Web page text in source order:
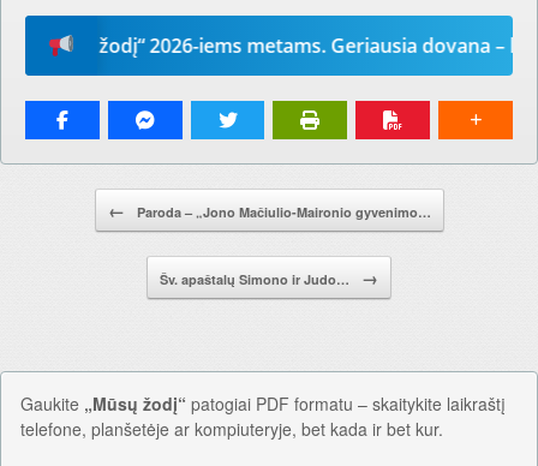
žodį“ 2026-iems metams. Geriausia dovana –
Pranešimo navigacija.
← Paroda – „Jono Mačiulio-Maironio gyvenimo…
Šv. apaštalų Simono ir Judo… →
Gaukite „Mūsų žodį“ patogiai PDF formatu – skaitykite laikraštį
telefone, planšetėje ar kompiuteryje, bet kada ir bet kur.